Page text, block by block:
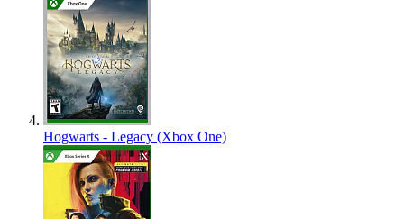
Hogwarts - Legacy (Xbox One)